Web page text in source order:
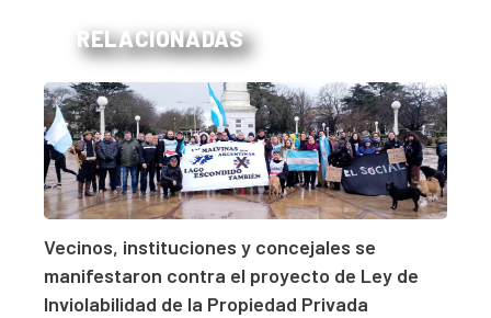
RELACIONADAS
Vecinos, instituciones y concejales se
manifestaron contra el proyecto de Ley de
Inviolabilidad de la Propiedad Privada